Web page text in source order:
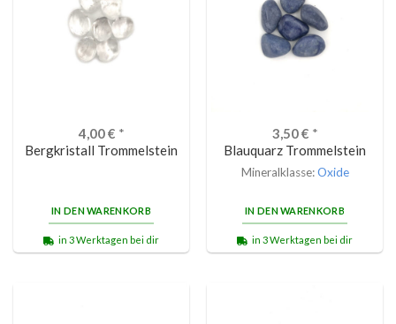
4,00€ *
Bergkristall Trommelstein
IN DEN WARENKORB
in 3 Werktagen bei dir
3,50€ *
Blauquarz Trommelstein
Mineralklasse:Oxide
IN DEN WARENKORB
in 3 Werktagen bei dir